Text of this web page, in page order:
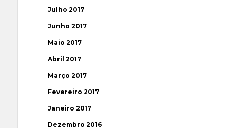
Julho 2017
Junho 2017
Maio 2017
Abril 2017
Março 2017
Fevereiro 2017
Janeiro 2017
Dezembro 2016